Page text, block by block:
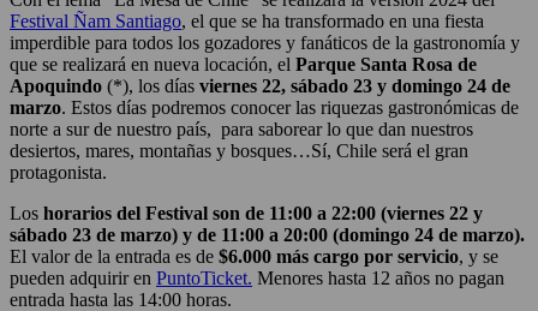
Festival Ñam Santiago, el que se ha transformado en una fiesta
imperdible para todos los gozadores y fanáticos de la gastronomía y
que se realizará en nueva locación, el Parque Santa Rosa de
Apoquindo (*), los días viernes 22, sábado 23 y domingo 24 de
marzo. Estos días podremos conocer las riquezas gastronómicas de
norte a sur de nuestro país, para saborear lo que dan nuestros
desiertos, mares, montañas y bosques…Sí, Chile será el gran
protagonista.
Los horarios del Festival son de 11:00 a 22:00 (viernes 22 y
sábado 23 de marzo) y de 11:00 a 20:00 (domingo 24 de marzo).
El valor de la entrada es de $6.000 más cargo por servicio, y se
pueden adquirir en PuntoTicket. Menores hasta 12 años no pagan
entrada hasta las 14:00 horas.